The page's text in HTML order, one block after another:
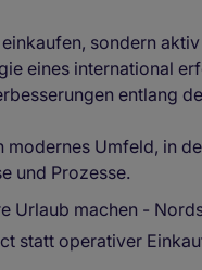
sondern
eines international
entlang
modernes Umfeld, in
und Prozesse.
Urlaub machen -
statt operativer